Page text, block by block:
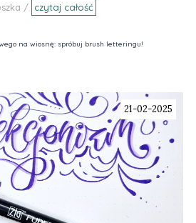
/ czytaj całość
na wiosnę: spróbuj brush letteringu!
21-02-2025